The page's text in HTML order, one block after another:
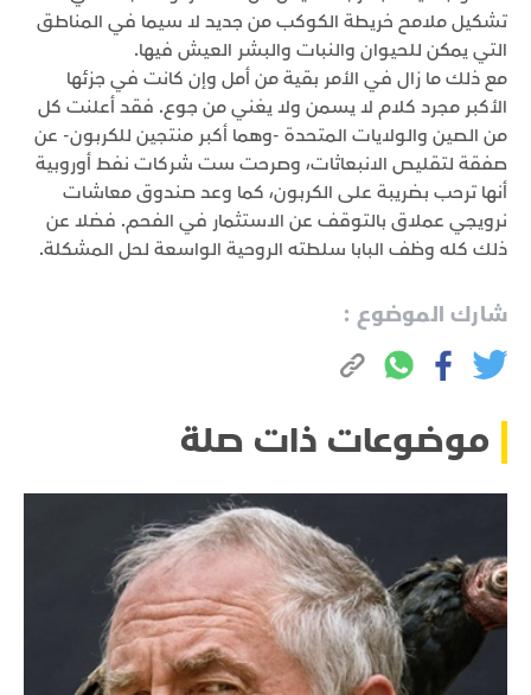
تشكيل ملامح خريطة الكوكب من جديد لا سيما في المناطق
التي يمكن للحيوان والنبات والبشر العيش فيها.
مع ذلك ما زال في الأمر بقية من أمل وإن كانت في جزئها
الأكبر مجرد كلام لا يسمن ولا يغني من جوع. فقد أعلنت كل
من الصين والولايات المتحدة -وهما أكبر منتجين للكربون- عن
صفقة لتقليص الانبعاثات، وصرحت ست شركات نفط أوروبية
أنها ترحب بضريبة على الكربون، كما وعد صندوق معاشات
نرويجي عملاق بالتوقف عن الاستثمار في الفحم. فضلا عن
ذلك كله وظف البابا سلطته الروحية الواسعة لحل المشكلة.
شارك الموضوع :
موضوعات ذات صلة